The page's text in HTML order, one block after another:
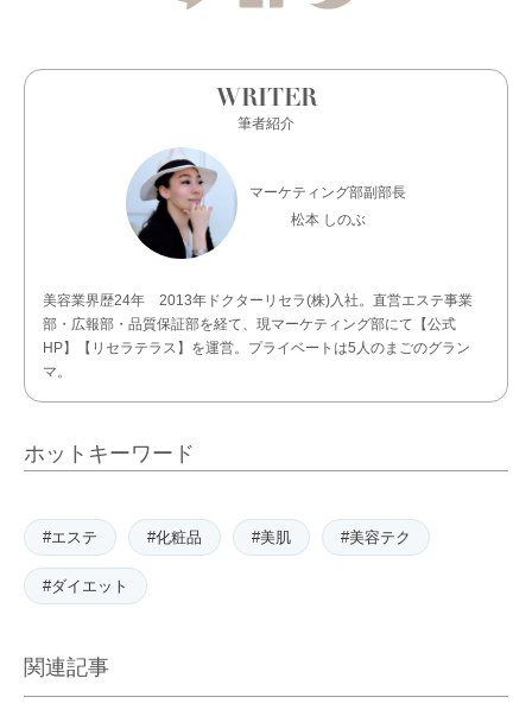
WRITER
筆者紹介
マーケティング部副部長
松本 しのぶ
美容業界歴24年 2013年ドクターリセラ(株)入社。直営エステ事業
部・広報部・品質保証部を経て、現マーケティング部にて【公式
HP】【リセラテラス】を運営。プライベートは5人のまごのグラン
マ。
ホットキーワード
#エステ #化粧品 #美肌 #美容テク
#ダイエット
関連記事